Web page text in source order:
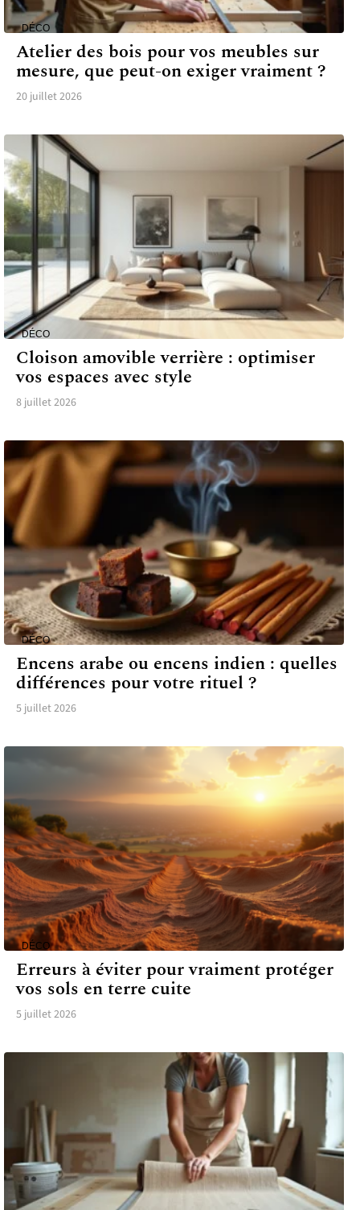
DÉCO
Atelier des bois pour vos meubles sur
mesure, que peut-on exiger vraiment ?
20 juillet 2026
DÉCO
Cloison amovible verrière : optimiser
vos espaces avec style
8 juillet 2026
DÉCO
Encens arabe ou encens indien : quelles
différences pour votre rituel ?
5 juillet 2026
DÉCO
Erreurs à éviter pour vraiment protéger
vos sols en terre cuite
5 juillet 2026